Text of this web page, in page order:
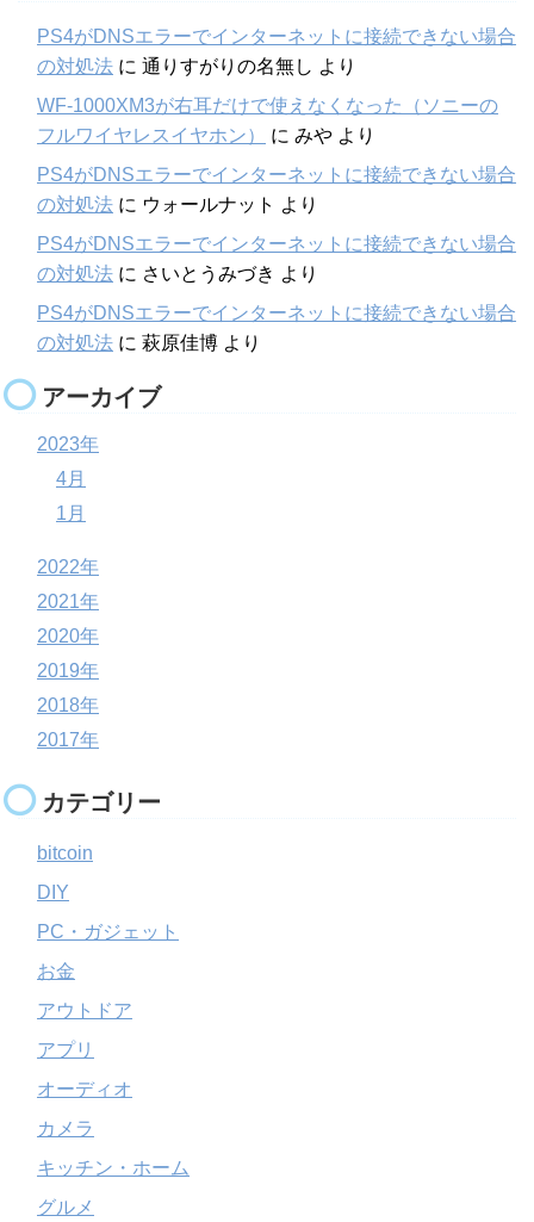
PS4がDNSエラーでインターネットに接続できない場合
の対処法 に 通りすがりの名無し より
WF-1000XM3が右耳だけで使えなくなった（ソニーの
フルワイヤレスイヤホン）
に みや より
PS4がDNSエラーでインターネットに接続できない場合
の対処法 に ウォールナット より
PS4がDNSエラーでインターネットに接続できない場合
の対処法 に さいとうみづき より
PS4がDNSエラーでインターネットに接続できない場合
の対処法 に 萩原佳博 より
アーカイブ
2023年
4月
1月
2022年
2021年
2020年
2019年
2018年
2017年
カテゴリー
bitcoin
DIY
PC・ガジェット
お金
アウトドア
アプリ
オーディオ
カメラ
キッチン・ホーム
グルメ